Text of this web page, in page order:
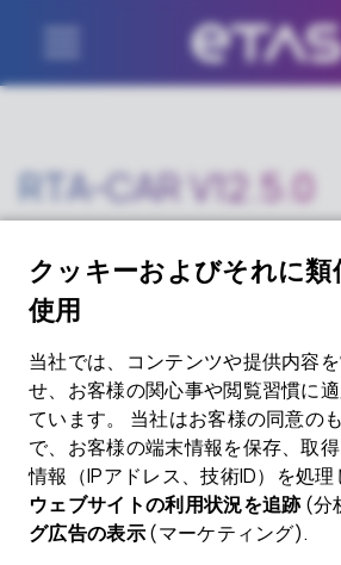
RTA-CAR V12.5.0
Download